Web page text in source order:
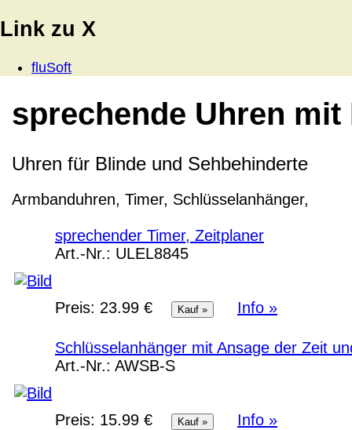
Link zu X
fluSoft
sprechende Uhren mit
Uhren für Blinde und Sehbehinderte
Armbanduhren, Timer, Schlüsselanhänger,
sprechender Timer, Zeitplaner
Art.-Nr.: ULEL8845
Preis: 23.99 € Info »
Schlüsselanhänger mit Ansage der Zeit
Art.-Nr.: AWSB-S
Preis: 15.99 € Info »